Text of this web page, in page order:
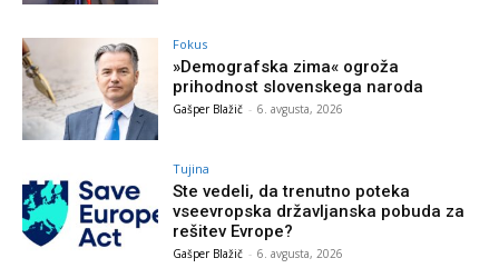
Fokus
»Demografska zima« ogroža
prihodnost slovenskega naroda
Gašper Blažič - 6. avgusta, 2026
Tujina
Ste vedeli, da trenutno poteka
vseevropska državljanska pobuda za
rešitev Evrope?
Gašper Blažič - 6. avgusta, 2026